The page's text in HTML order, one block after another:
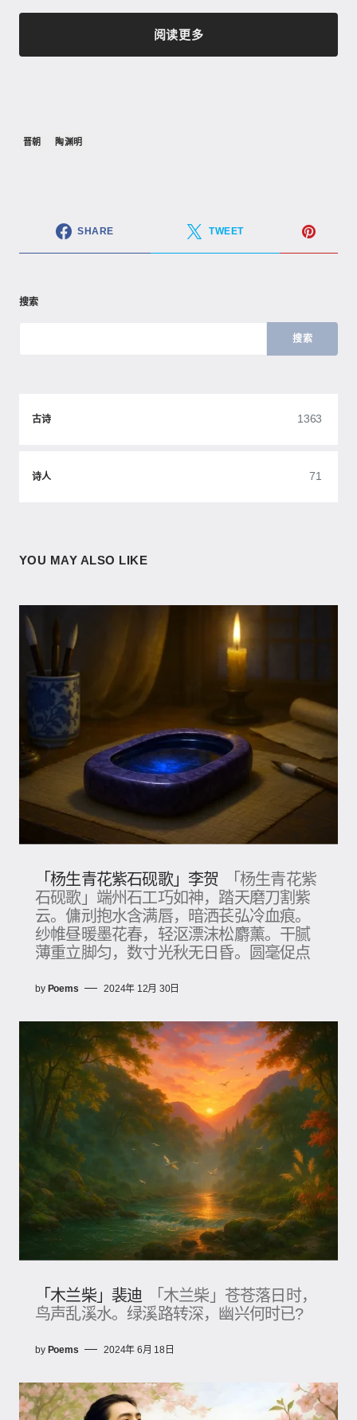
阅读更多
晋朝 陶渊明
SHARE TWEET
搜索
搜索
古诗 1363
诗人 71
YOU MAY ALSO LIKE
「杨生青花紫石砚歌」李贺
「杨生青花紫
石砚歌」端州石工巧如神，踏天磨刀割紫
云​。傭刓抱水含满唇，暗洒苌弘冷血痕。
纱帷昼暖墨花春，轻沤漂沫松麝薰​。干腻
薄重立脚匀，数寸光秋无日昏。圆毫促点
by Poems 2024年 12月 30日
「木兰柴」裴迪
「木兰柴」苍苍落日时，
鸟声乱溪水。绿溪路转深，幽兴何时已?
by Poems 2024年 6月 18日